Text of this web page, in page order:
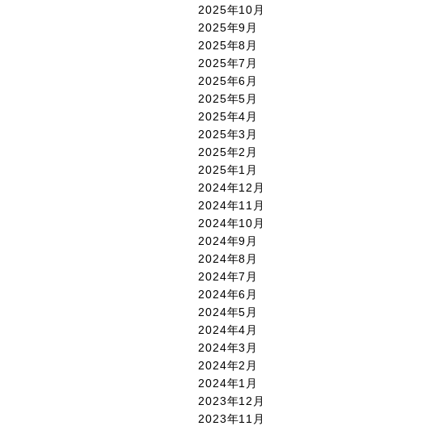
2025年10月
2025年9月
2025年8月
2025年7月
2025年6月
2025年5月
2025年4月
2025年3月
2025年2月
2025年1月
2024年12月
2024年11月
2024年10月
2024年9月
2024年8月
2024年7月
2024年6月
2024年5月
2024年4月
2024年3月
2024年2月
2024年1月
2023年12月
2023年11月